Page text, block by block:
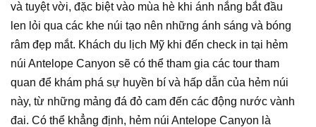
và tuyệt vời, đặc biệt vào mùa hè khi ánh nắng bắt đầu
len lỏi qua các khe núi tạo nên những ánh sáng và bóng
râm đẹp mắt. Khách du lịch Mỹ khi đến check in tại hẻm
núi Antelope Canyon sẽ có thể tham gia các tour tham
quan để khám phá sự huyền bí và hấp dẫn của hẻm núi
này, từ những mảng đá đỏ cam đến các động nước vành
đai. Có thể khẳng định, hẻm núi Antelope Canyon là